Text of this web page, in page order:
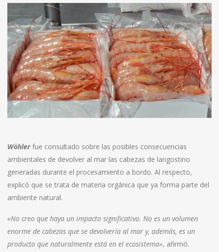
Wöhler fue consultado sobre las posibles consecuencias
ambientales de devolver al mar las cabezas de langostino
generadas durante el procesamiento a bordo. Al respecto,
explicó que se trata de materia orgánica que ya forma parte del
ambiente natural.
«No creo que haya un impacto significativo. No es un volumen
enorme de cabezas que se devolvería al mar y, además, es un
producto que naturalmente está en el ecosistema», afirmó.